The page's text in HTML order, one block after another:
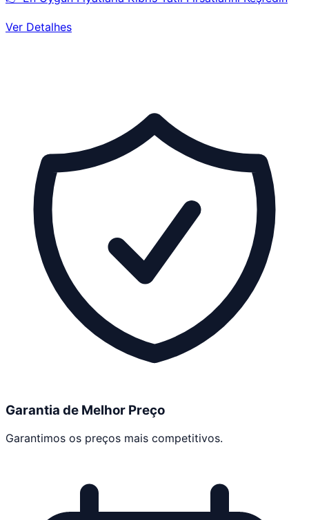
Ver Detalhes
Garantia de Melhor Preço
Garantimos os preços mais competitivos.